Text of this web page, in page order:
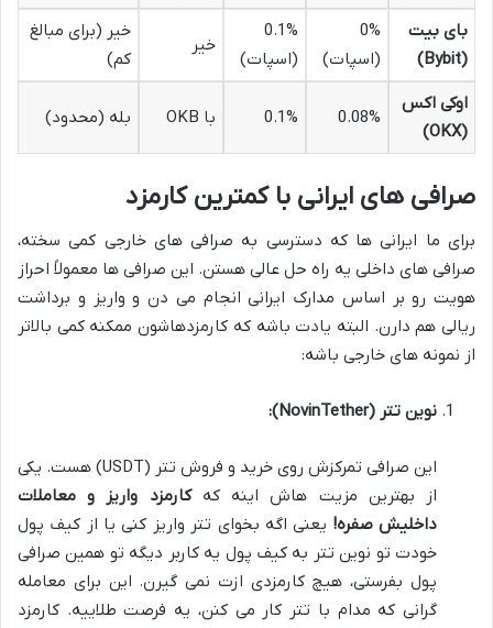
بای بیت
(Bybit)
0%
(اسپات)
0.1%
(اسپات)
خیر
خیر (برای مبالغ
کم)
اوکی اکس
(OKX)
0.08%
0.1% با OKB بله (محدود)
صرافی های ایرانی با کمترین کارمزد
برای ما ایرانی ها که دسترسی به صرافی های خارجی کمی سخته،
صرافی های داخلی یه راه حل عالی هستن. این صرافی ها معمولاً احراز
هویت رو بر اساس مدارک ایرانی انجام می دن و واریز و برداشت
ریالی هم دارن. البته یادت باشه که کارمزدهاشون ممکنه کمی بالاتر
از نمونه های خارجی باشه:
نوین تتر (NovinTether):
این صرافی تمرکزش روی خرید و فروش تتر (USDT) هست. یکی
از بهترین مزیت هاش اینه کهکارمزد واریز و معاملات
داخلیش صفره! یعنی اگه بخوای تتر واریز کنی یا از کیف پول
خودت تو نوین تتر به کیف پول یه کاربر دیگه تو همین صرافی
پول بفرستی، هیچ کارمزدی ازت نمی گیرن. این برای معامله
گرانی که مدام با تتر کار می کنن، یه فرصت طلاییه. کارمزد